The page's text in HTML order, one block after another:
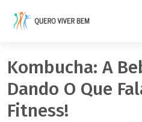
Kombucha: A
Dando O Que
Fitness!